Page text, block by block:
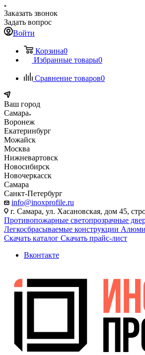
Заказать звонок
Задать вопрос
Войти
Корзина0
Избранные товары0
Сравнение товаров0
Ваш город
Самара
Воронеж
Екатеринбург
Можайск
Москва
Нижневартовск
Новосибирск
Новочеркасск
Самара
Санкт-Петербург
info@inoxprofile.ru
г. Самара, ул. Хасановская, дом 45,
Противопожарные светопрозрачные
Легкосбрасываемые конструкции
Скачать каталог Скачать прайс-лист
Вконтакте